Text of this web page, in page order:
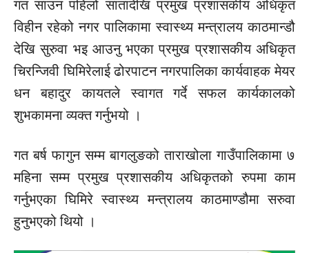
गत साउन पहिलो सातादेखि प्रमुखप्रशासकीयअधिकृत
विहीनरहेको नगर पालिकामा स्वास्थ्य मन्त्रालयकाठमान्डौ
देखि सुरुवा भइ आउनु भएका प्रमुखप्रशासकीयअधिकृत
चिरन्जिवी घिमिरेलाई ढोरपाटन नगरपालिका कार्यवाहक मेयर
धन बहादुरकायतलेस्वागत गर्दे सफल कार्यकालको
शुभकामनाव्यक्त गर्नुभयो ।
गतबर्ष फागुन सम्म बागलुङको ताराखोला गाउँपालिकामा ७
महिना सम्म प्रमुखप्रशासकीयअधिकृतको रुपमा काम
गर्नुभएका घिमिरे स्वास्थ्य मन्त्रालयकाठमाण्डौमासरुवा
हुनुभएको थियो ।